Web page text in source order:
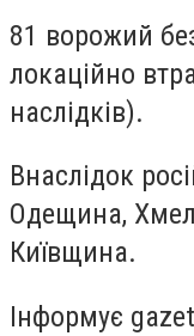
81 ворожий
локаційно
наслідків).
Внаслідок
Одещина,
Київщина.
Інформує